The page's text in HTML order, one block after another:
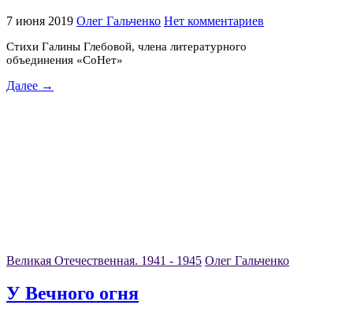
7 июня 2019 Олег Гальченко Нет комментариев
Стихи Галины Глебовой, члена литературного
объединения «СоНет»
Далее →
Великая Отечественная. 1941 - 1945 Олег Гальченко
У Вечного огня